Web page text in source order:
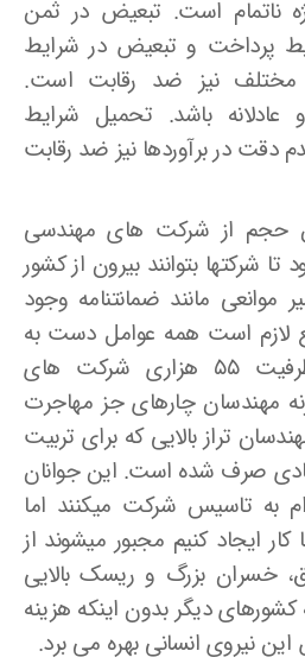
هزار پروژه ناتمام است. تبعیض در ثمن
پرداخت و تبعیض در شرایط
مختلف نیز ضد رقابت است.
باشد. تحمیل شرایط
دقت در برآوردها نیز ضد رقابت
حجم از شرکت های مهندسی
شرکتها بتوانند بیرون از کشور
موانعی مانند ضمانت­نامه وجود
لازم است همه عوامل دست به
دست هم دهند تا ظرفیت ۵۵ هزاری شرکت های
مهندسان چاره­ای جز مهاجرت
تراز بالایی که برای تربیت
صرف شده است. این جوانان
به تاسیس شرکت می­کنند اما
کار ایجاد کنیم مجبور می­شوند از
خسران بزرگ و ریسک بالایی
دیگر بدون اینکه هزینه
نیروی انسانی بهره می­ برد.